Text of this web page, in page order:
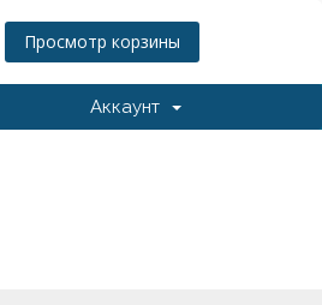
Просмотр корзины
Аккаунт